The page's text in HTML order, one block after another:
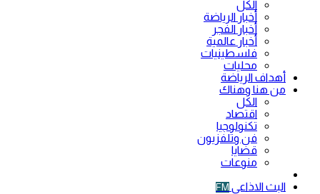
الكل
أخبار الرياضة
أخبار الفجر
أخبار عالمية
فلسطينيات
محليات
أهداف الرياضة
من هنا وهناك
الكل
اقتصاد
تكنولوجيا
فن وتلفزيون
قضايا
منوعات
البث الاذاعي FM